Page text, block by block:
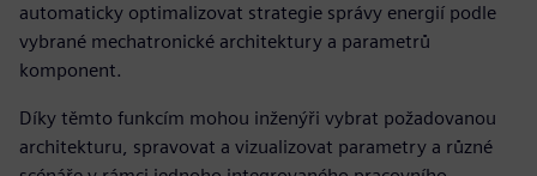
automaticky optimalizovat strategie správy energií podle
vybrané mechatronické architektury a parametrů
komponent.
Díky těmto funkcím mohou inženýři vybrat požadovanou
architekturu, spravovat a vizualizovat parametry a různé